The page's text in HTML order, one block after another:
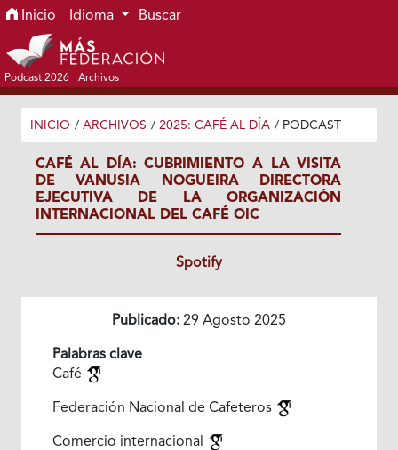
Ir al menú de navegación principal
Ir al contenido principal
Ir al pie de página del sitio
Inicio Idioma Buscar
Podcast 2026 Archivos
INICIO / ARCHIVOS / 2025: CAFÉ AL DÍA / PODCAST
CAFÉ AL DÍA: CUBRIMIENTO A LA VISITA
DE VANUSIA NOGUEIRA DIRECTORA
EJECUTIVA DE LA ORGANIZACIÓN
INTERNACIONAL DEL CAFÉ OIC
Spotify
Publicado: 29 Agosto 2025
Palabras clave
Café
Federación Nacional de Cafeteros
Comercio internacional